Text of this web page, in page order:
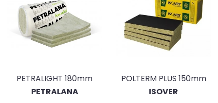
PETRALIGHT 180mm
PETRALANA
POLTERM PLUS 150mm
ISOVER